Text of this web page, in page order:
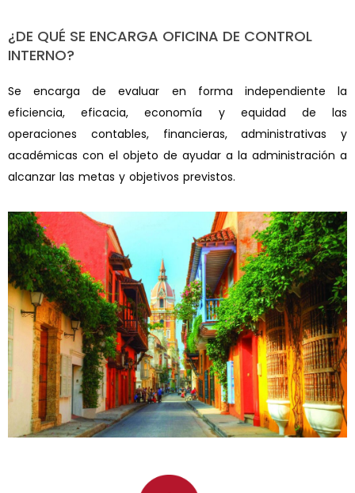
¿DE QUÉ SE ENCARGA OFICINA DE CONTROL
INTERNO?
Se encarga de evaluar en forma independiente la
eficiencia, eficacia, economía y equidad de las
operaciones contables, financieras, administrativas y
académicas con el objeto de ayudar a la administración a
alcanzar las metas y objetivos previstos.